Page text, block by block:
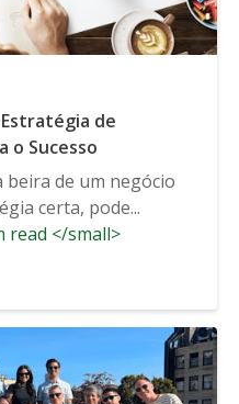
de
o Sucesso
beira de um negócio
certa, pode...
read </small>